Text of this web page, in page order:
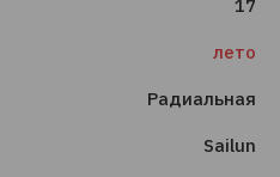
17
лето
Радиальная
Sailun